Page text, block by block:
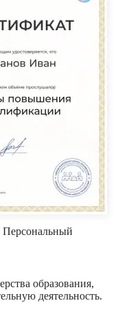
Персональный
образования,
деятельность.